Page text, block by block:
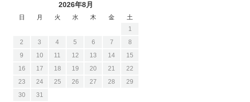
2026年8月
日 月 火 水 木 金
土
1
2
3 4 5 6 7
8
9
10 11 12 13 14
15
16
17 18 19 20 21
22
23
24 25 26 27 28
29
30
31